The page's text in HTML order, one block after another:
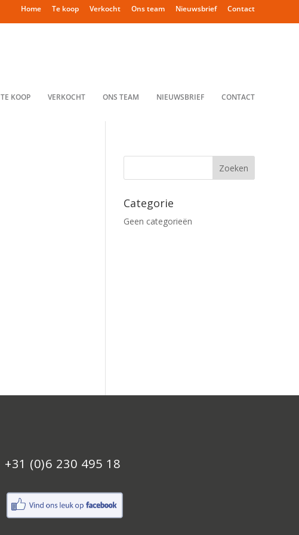
Home Te koop Verkocht Ons team Nieuwsbrief Contact
TE KOOP VERKOCHT ONS TEAM NIEUWSBRIEF CONTACT
Categorie
Geen categorieën
+31 (0)6 230 495 18